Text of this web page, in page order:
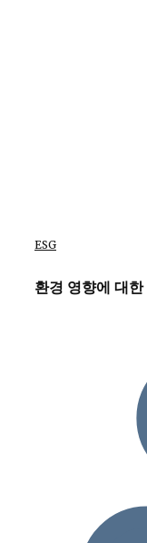
ESG
환경 영향에 대